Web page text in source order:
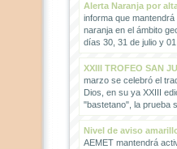
Alerta Naranja por
informa que
naranja en el ámbito
días 30, 31 de julio y 01
XXIII TROFEO SAN
marzo se celebró el
Dios, en su ya XXIII
"bastetano", la prueba
Nivel de aviso
AEMET mantendrá